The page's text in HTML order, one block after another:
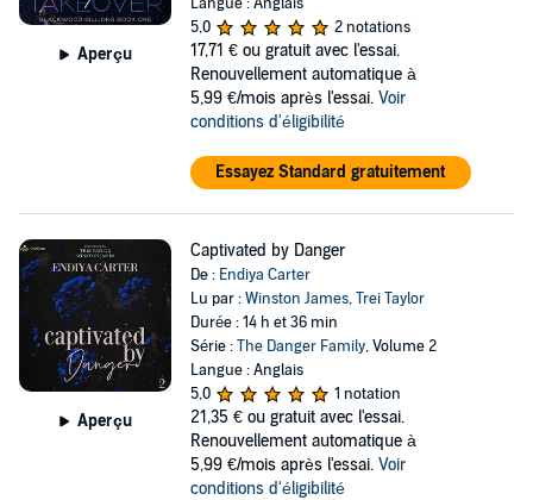
Aperçu
5,0
2 notations
17,71 € ou gratuit avec l'essai.
Renouvellement automatique à
5,99 €/mois après l'essai. Voir
conditions d'éligibilité
Essayez Standard gratuitement
Aperçu
Captivated by Danger
De : Endiya Carter
Lu par :Winston James,Trei Taylor
Durée : 14 h et 36 min
Série :The Danger Family, Volume 2
Langue : Anglais
5,0
1 notation
21,35 € ou gratuit avec l'essai.
Renouvellement automatique à
5,99 €/mois après l'essai. Voir
conditions d'éligibilité